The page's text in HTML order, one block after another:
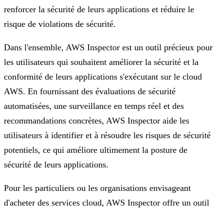
renforcer la sécurité de leurs applications et réduire le
risque de violations de sécurité.
Dans l'ensemble, AWS Inspector est un outil précieux pour
les utilisateurs qui souhaitent améliorer la sécurité et la
conformité de leurs applications s'exécutant sur le cloud
AWS. En fournissant des évaluations de sécurité
automatisées, une surveillance en temps réel et des
recommandations concrètes, AWS Inspector aide les
utilisateurs à identifier et à résoudre les risques de sécurité
potentiels, ce qui améliore ultimement la posture de
sécurité de leurs applications.
Pour les particuliers ou les organisations envisageant
d'acheter des services cloud, AWS Inspector offre un outil